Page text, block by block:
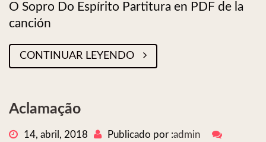
O Sopro Do Espírito Partitura en PDF de la
canción
CONTINUAR LEYENDO
Aclamação
14, abril, 2018 Publicado por :admin